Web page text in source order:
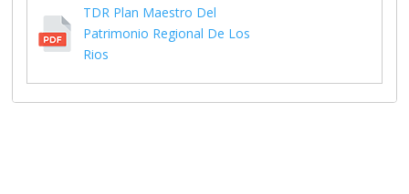
TDR Plan Maestro Del
Patrimonio Regional De Los
Rios